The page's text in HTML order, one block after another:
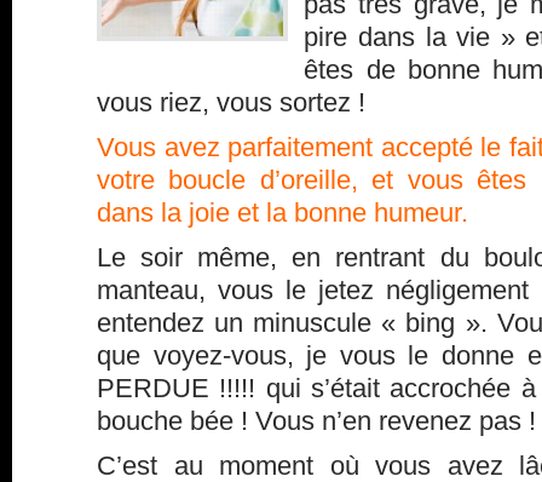
pire dans la vie »
êtes de bonne
vous riez, vous sortez !
Vous avez parfaitement accepté le
votre boucle d’oreille, et vous
dans la joie et la bonne humeur.
Le soir même, en rentrant du
manteau, vous le jetez
entendez un minuscule « bing ».
que voyez-vous, je vous le donne
PERDUE !!!!! qui s’était accrochée
bouche bée ! Vous n’en revenez pas !
C’est au moment où vous avez